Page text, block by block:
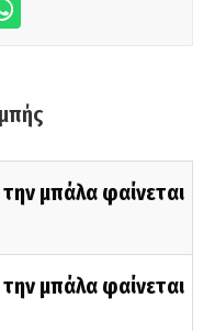
μπάλα φαίνεται
μπάλα φαίνεται